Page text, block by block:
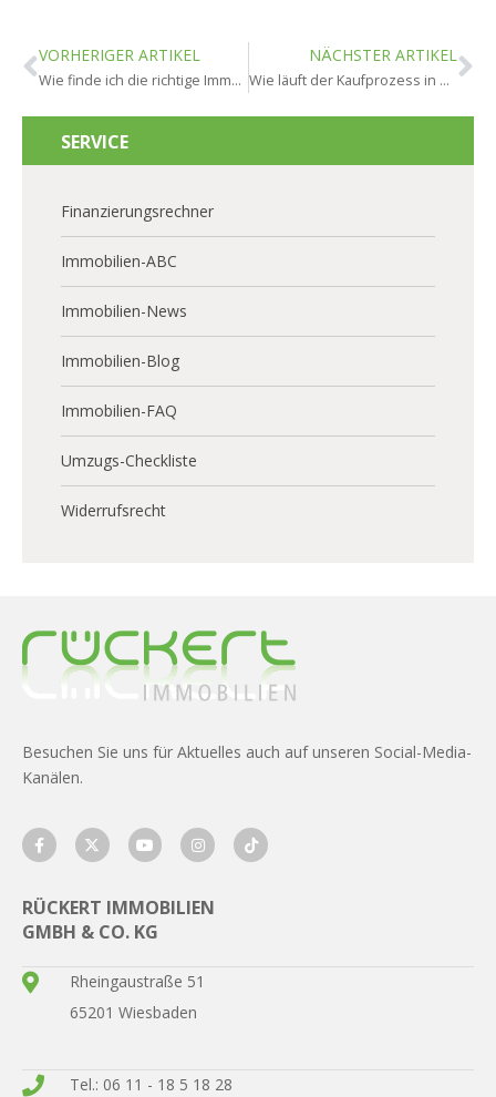
VORHERIGER ARTIKEL
Wie finde ich die richtige Immobilie in Oestrich-Winkel?
NÄCHSTER ARTIKEL
Wie läuft der Kaufprozess in Oestrich-Winkel ab?
SERVICE
Finanzierungsrechner
Immobilien-ABC
Immobilien-News
Immobilien-Blog
Immobilien-FAQ
Umzugs-Checkliste
Widerrufsrecht
Besuchen Sie uns für Aktuelles auch auf unseren Social-Media-
Kanälen.
RÜCKERT IMMOBILIEN
GMBH & CO. KG
Rheingaustraße 51
65201 Wiesbaden
Tel.: 06 11 - 18 5 18 28